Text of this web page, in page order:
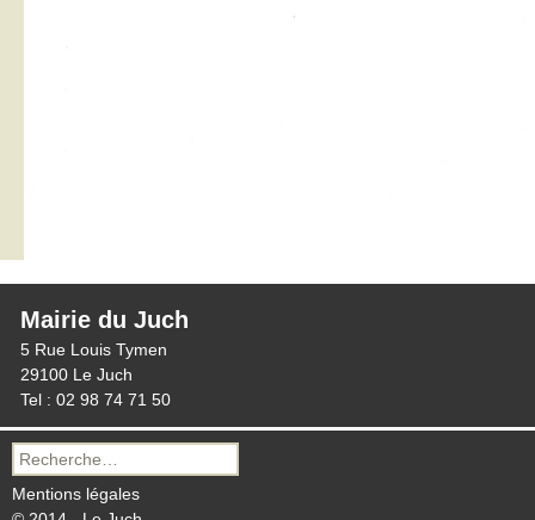
Mairie du Juch
5 Rue Louis Tymen
29100 Le Juch
Tel : 02 98 74 71 50
Recherche
pour :
Mentions légales